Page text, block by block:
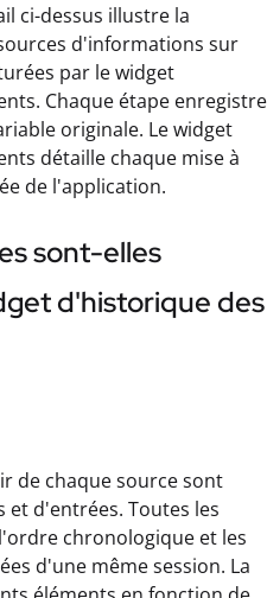
ci-dessus illustre la
d'informations sur
par le widget
Chaque étape enregistre
originale. Le widget
détaille chaque mise à
de l'application.
sont-elles
d'historique des
de chaque source sont
et d'entrées. Toutes les
chronologique et les
d'une même session. La